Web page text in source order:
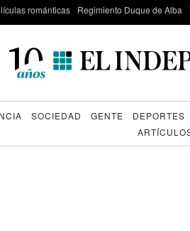
románticas Regimiento Duque de Alba
SOCIEDAD GENTE DEPORTES